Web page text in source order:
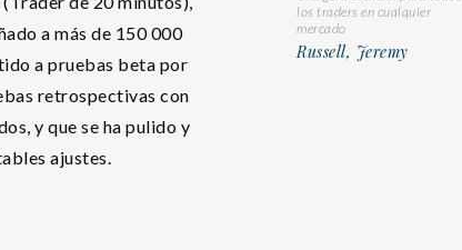
a más de 150 000
a pruebas beta por
retrospectivas con
y que se ha pulido y
ajustes.
los traders en cualquier
mercado
Russell, Jeremy